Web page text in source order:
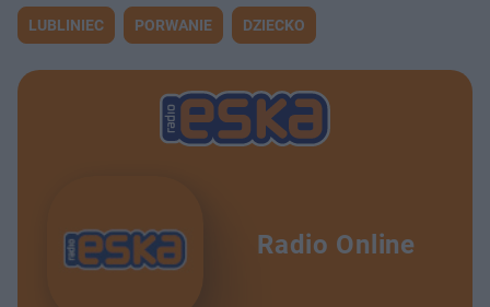
LUBLINIEC PORWANIE DZIECKO
Radio Online